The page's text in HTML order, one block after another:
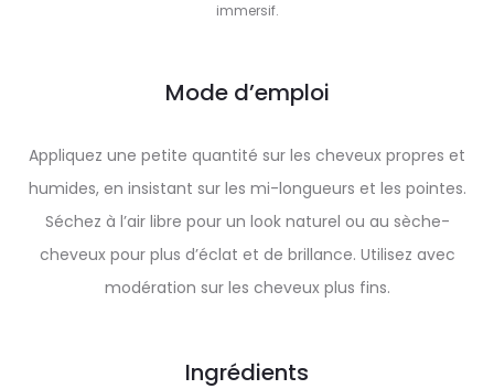
immersif.
Mode d’emploi
Appliquez une petite quantité sur les cheveux propres et
humides, en insistant sur les mi-longueurs et les pointes.
Séchez à l’air libre pour un look naturel ou au sèche-
cheveux pour plus d’éclat et de brillance. Utilisez avec
modération sur les cheveux plus fins.
Ingrédients